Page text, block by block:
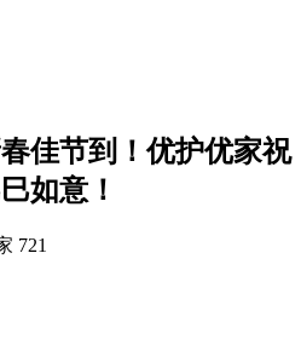
佳节到！优护优家祝
如意！
721